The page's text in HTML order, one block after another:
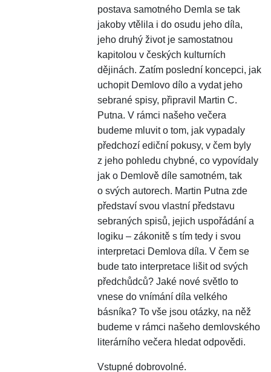
postava samotného Demla se tak
jakoby vtělila i do osudu jeho díla,
jeho druhý život je samostatnou
kapitolou v českých kulturních
dějinách. Zatím poslední koncepci, jak
uchopit Demlovo dílo a vydat jeho
sebrané spisy, připravil Martin C.
Putna. V rámci našeho večera
budeme mluvit o tom, jak vypadaly
předchozí ediční pokusy, v čem byly
z jeho pohledu chybné, co vypovídaly
jak o Demlově díle samotném, tak
o svých autorech. Martin Putna zde
představí svou vlastní představu
sebraných spisů, jejich uspořádání a
logiku – zákonitě s tím tedy i svou
interpretaci Demlova díla. V čem se
bude tato interpretace lišit od svých
předchůdců? Jaké nové světlo to
vnese do vnímání díla velkého
básníka? To vše jsou otázky, na něž
budeme v rámci našeho demlovského
literárního večera hledat odpovědi.
Vstupné dobrovolné.